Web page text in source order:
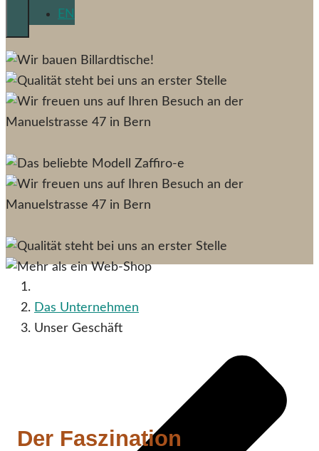
EN
Das Unternehmen
Unser Geschäft
Der Faszination